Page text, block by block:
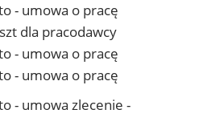
- umowa o pracę
dla pracodawcy
- umowa o pracę
- umowa o pracę
- umowa zlecenie -